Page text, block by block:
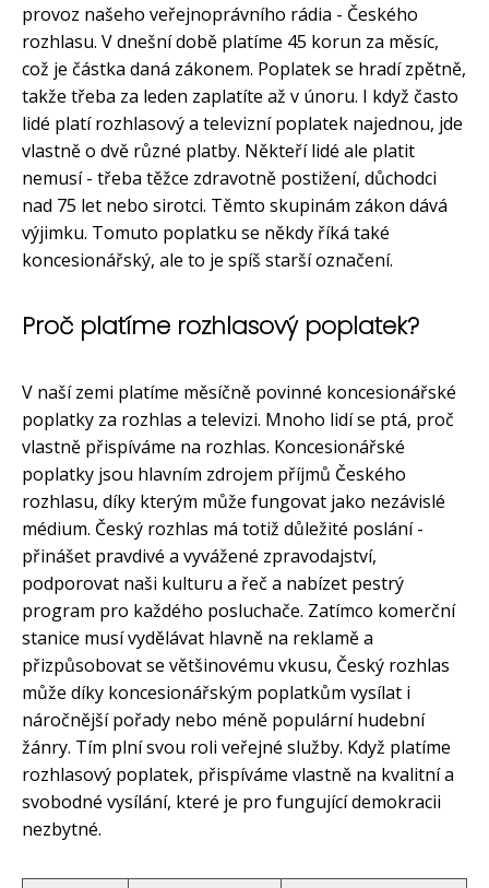
provoz našeho veřejnoprávního rádia - Českého
rozhlasu. V dnešní době platíme 45 korun za měsíc,
což je částka daná zákonem. Poplatek se hradí zpětně,
takže třeba za leden zaplatíte až v únoru. I když často
lidé platí rozhlasový a televizní poplatek najednou, jde
vlastně o dvě různé platby. Někteří lidé ale platit
nemusí - třeba těžce zdravotně postižení, důchodci
nad 75 let nebo sirotci. Těmto skupinám zákon dává
výjimku. Tomuto poplatku se někdy říká také
koncesionářský, ale to je spíš starší označení.
Proč platíme rozhlasový poplatek?
V naší zemi platíme měsíčně povinné koncesionářské
poplatky za rozhlas a televizi. Mnoho lidí se ptá, proč
vlastně přispíváme na rozhlas. Koncesionářské
poplatky jsou hlavním zdrojem příjmů Českého
rozhlasu, díky kterým může fungovat jako nezávislé
médium. Český rozhlas má totiž důležité poslání -
přinášet pravdivé a vyvážené zpravodajství,
podporovat naši kulturu a řeč a nabízet pestrý
program pro každého posluchače. Zatímco komerční
stanice musí vydělávat hlavně na reklamě a
přizpůsobovat se většinovému vkusu, Český rozhlas
může díky koncesionářským poplatkům vysílat i
náročnější pořady nebo méně populární hudební
žánry. Tím plní svou roli veřejné služby. Když platíme
rozhlasový poplatek, přispíváme vlastně na kvalitní a
svobodné vysílání, které je pro fungující demokracii
nezbytné.